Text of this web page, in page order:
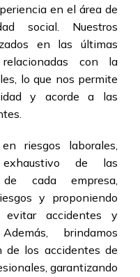
en el área de
social. Nuestros
en las últimas
con la
lo que nos permite
y acorde a las
riesgos laborales,
de las
cada empresa,
y proponiendo
evitar accidentes y
brindamos
de los accidentes de
garantizando